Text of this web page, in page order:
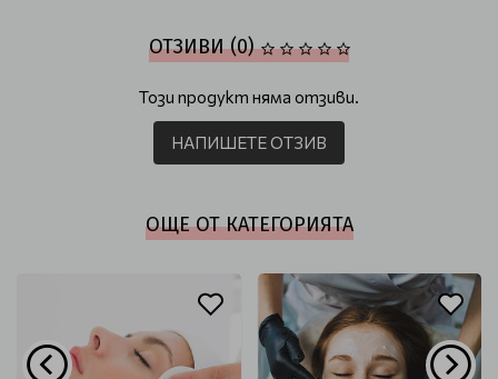
ОТЗИВИ (0)
Този продукт няма отзиви.
НАПИШЕТЕ ОТЗИВ
ОЩЕ ОТ КАТЕГОРИЯТА